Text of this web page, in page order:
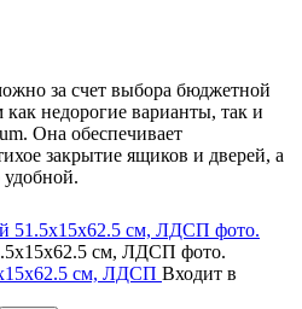
за счет выбора бюджетной
недорогие варианты, так и
Она обеспечивает
закрытие ящиков и дверей, а
удобной.
см, ЛДСП Входит в